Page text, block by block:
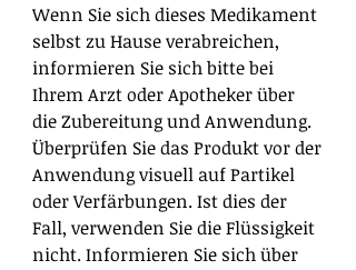
Wenn Sie sich dieses Medikament
selbst zu Hause verabreichen,
informieren Sie sich bitte bei
Ihrem Arzt oder Apotheker über
die Zubereitung und Anwendung.
Überprüfen Sie das Produkt vor der
Anwendung visuell auf Partikel
oder Verfärbungen. Ist dies der
Fall, verwenden Sie die Flüssigkeit
nicht. Informieren Sie sich über